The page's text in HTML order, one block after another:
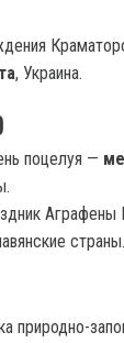
, Украина.
поцелуя —
Аграфены
страны.
природно-